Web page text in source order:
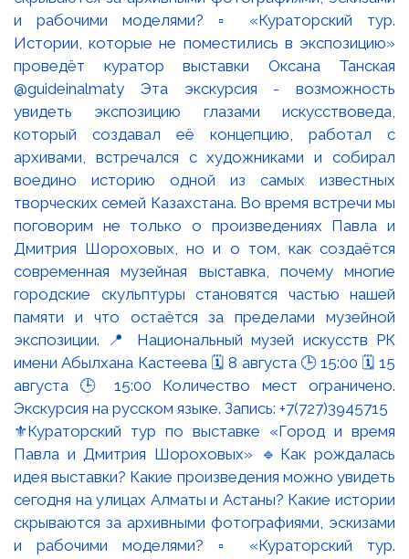
⚜️Кураторский тур по выставке «Город и время
Павла и Дмитрия Шороховых» 🔹Как рождалась
идея выставки? Какие произведения можно увидеть
сегодня на улицах Алматы и Астаны? Какие истории
скрываются за архивными фотографиями, эскизами
и рабочими моделями? ▫️ «Кураторский тур.